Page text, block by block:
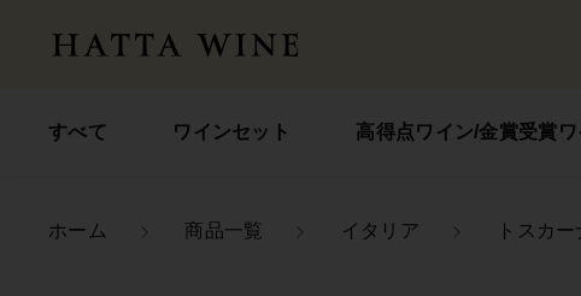
すべて ワインセット 高得点ワイン/金賞受賞ワ
ホーム 商品一覧 イタリア トスカー